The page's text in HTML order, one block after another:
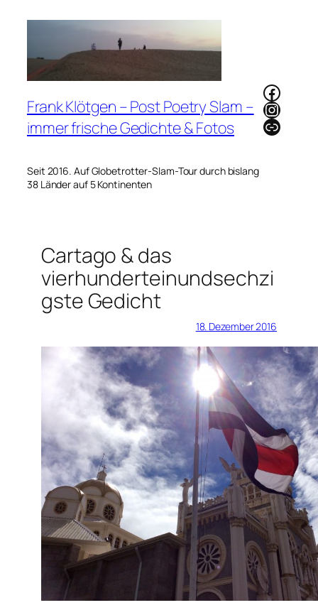
Frank Klötgen – Post Poetry Slam –
immer frische Gedichte & Fotos
Seit 2016. Auf Globetrotter-Slam-Tour durch bislang
38 Länder auf 5 Kontinenten
Link
Cartago & das
vierhunderteinundsechzi
gste Gedicht
18. Dezember 2016